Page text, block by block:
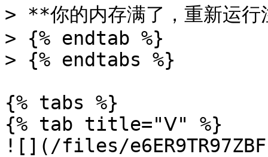
> **你的内存满了，重新运
> {% endtab %}
> {% endtabs %}
{% tabs %}
{% tab title="Ⅴ" %}
![](/files/